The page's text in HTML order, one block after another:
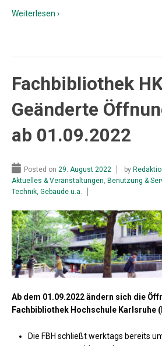
Weiterlesen ›
Fachbibliothek
Geänderte
ab 01.09.2022
Posted on 29. August 2022 by
Aktuelles & Veranstaltungen Benutzung &
Technik, Gebäude u.a.
Ab dem 01.09.2022 ändern sich die
Fachbibliothek Hochschule Karlsruhe
Die FBH schließt werktags bereits